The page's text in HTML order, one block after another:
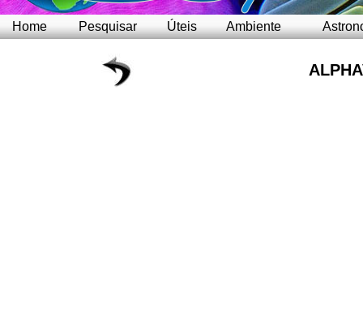
Home Pesquisar Úteis Ambiente